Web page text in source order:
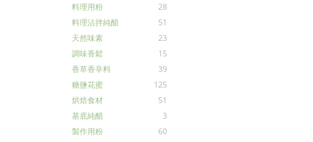
料理用粉
28
料理沾拌純醋
51
天然味素
23
調味香鬆
15
香草香辛料
39
糖鹽花蜜
125
烘焙食材
51
基底純醋
3
製作用粉
60